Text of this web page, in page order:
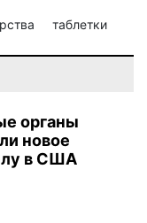
таблетки
органы
новое
в США